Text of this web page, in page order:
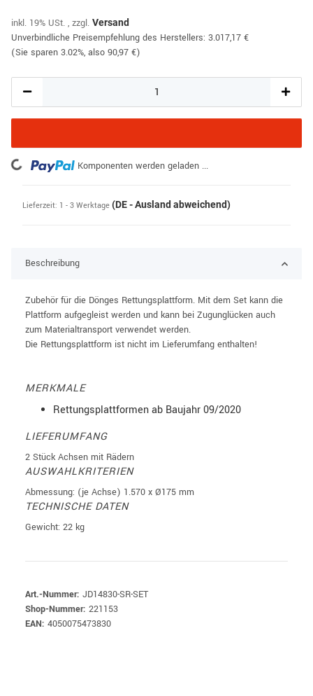
inkl. 19% USt. , zzgl. Versand
Unverbindliche Preisempfehlung des Herstellers: 3.017,17 €
(Sie sparen 3.02%, also 90,97 €)
Loading... Komponenten werden geladen ...
Lieferzeit: 1 - 3 Werktage (DE - Ausland abweichend)
Beschreibung
Zubehör für die Dönges Rettungsplattform. Mit dem Set kann die
Plattform aufgegleist werden und kann bei Zugunglücken auch
zum Materialtransport verwendet werden.
Die Rettungsplattform ist nicht im Lieferumfang enthalten!
MERKMALE
Rettungsplattformen ab Baujahr 09/2020
LIEFERUMFANG
2 Stück Achsen mit Rädern
AUSWAHLKRITERIEN
Abmessung: (je Achse) 1.570 x Ø175 mm
TECHNISCHE DATEN
Gewicht: 22 kg
Art.-Nummer: JD14830-SR-SET
Shop-Nummer: 221153
EAN: 4050075473830